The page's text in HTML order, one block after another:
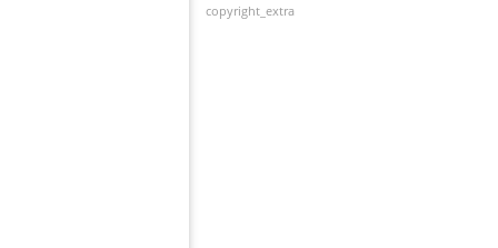
copyright_extra